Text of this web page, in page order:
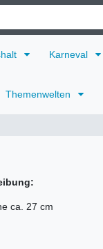
Karneval
Themenwelten
ca. 27 cm